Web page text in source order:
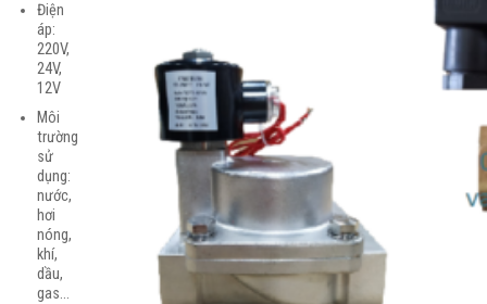
Điện
áp:
220V,
24V,
12V
Môi
trường
sử
dụng:
nước,
hơi
nóng,
khí,
dầu,
gas…